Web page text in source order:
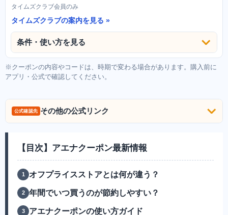
タイムズクラブ会員のみ
タイムズクラブの案内を見る
条件・使い方を見る
※クーポンの内容やコードは、時期で変わる場合があります。購入前に
アプリ・公式で確認してください。
公式確認先 その他の公式リンク
【目次】アエナクーポン最新情報
オフプライスストアとは何が違う？
年間でいつ買うのが節約しやすい？
アエナクーポンの使い方ガイド